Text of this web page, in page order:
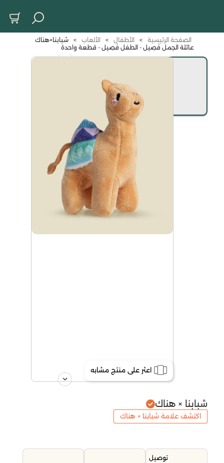
الصفحة الرئيسية > الأطفال > الألعاب >
شبابنا×هناك
عائلة الجمل فَصِيل - الطفل فَصِيل - قطعة واحدة
اعثر على منتج مشابه
شبابنا × هناك
اكتشف علامة شبابنا × هناك
توصيل